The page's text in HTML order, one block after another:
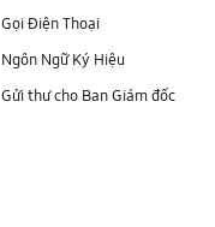
Gọi Điện Thoại
Ngôn Ngữ Ký Hiệu
Gửi thư cho Ban Giám đốc